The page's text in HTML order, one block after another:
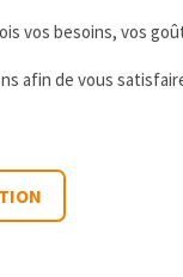
vos besoins, vos
afin de vous